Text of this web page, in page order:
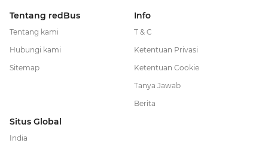
Tentang redBus
Tentang kami
Hubungi kami
Sitemap
Info
T & C
Ketentuan Privasi
Ketentuan Cookie
Tanya Jawab
Berita
Situs Global
India